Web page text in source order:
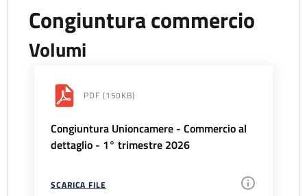
Congiuntura commercio
Volumi
PDF (150KB)
Congiuntura Unioncamere - Commercio al
dettaglio - 1° trimestre 2026
SCARICA FILE